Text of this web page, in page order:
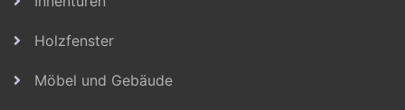
Holzfenster
Möbel und Gebäude